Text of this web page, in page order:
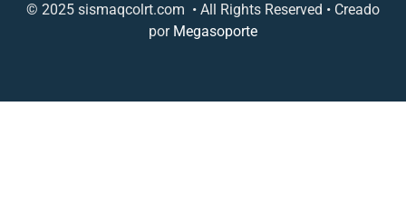
© 2025 sismaqcolrt.com • All Rights Reserved • Creado
por Megasoporte